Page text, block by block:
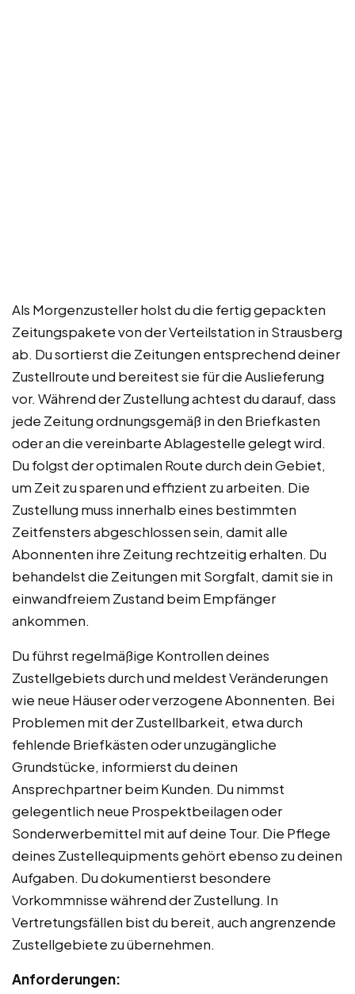
Als Morgenzusteller holst du die fertig gepackten
Zeitungspakete von der Verteilstation in Strausberg
ab. Du sortierst die Zeitungen entsprechend deiner
Zustellroute und bereitest sie für die Auslieferung
vor. Während der Zustellung achtest du darauf, dass
jede Zeitung ordnungsgemäß in den Briefkasten
oder an die vereinbarte Ablagestelle gelegt wird.
Du folgst der optimalen Route durch dein Gebiet,
um Zeit zu sparen und effizient zu arbeiten. Die
Zustellung muss innerhalb eines bestimmten
Zeitfensters abgeschlossen sein, damit alle
Abonnenten ihre Zeitung rechtzeitig erhalten. Du
behandelst die Zeitungen mit Sorgfalt, damit sie in
einwandfreiem Zustand beim Empfänger
ankommen.
Du führst regelmäßige Kontrollen deines
Zustellgebiets durch und meldest Veränderungen
wie neue Häuser oder verzogene Abonnenten. Bei
Problemen mit der Zustellbarkeit, etwa durch
fehlende Briefkästen oder unzugängliche
Grundstücke, informierst du deinen
Ansprechpartner beim Kunden. Du nimmst
gelegentlich neue Prospektbeilagen oder
Sonderwerbemittel mit auf deine Tour. Die Pflege
deines Zustellequipments gehört ebenso zu deinen
Aufgaben. Du dokumentierst besondere
Vorkommnisse während der Zustellung. In
Vertretungsfällen bist du bereit, auch angrenzende
Zustellgebiete zu übernehmen.
Anforderungen: